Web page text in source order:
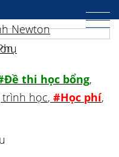
thi học bổng,
học, #Học phí,